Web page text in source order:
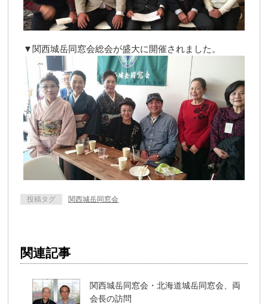
▼関西城岳同窓会総会が盛大に開催されました。
投稿タグ 関西城岳同窓会
関連記事
関西城岳同窓会・北海道城岳同窓会、両
会長の訪問